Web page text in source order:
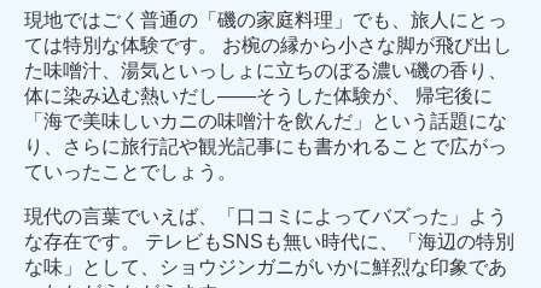
現地ではごく普通の「磯の家庭料理」でも、旅人にとっ
ては特別な体験です。 お椀の縁から小さな脚が飛び出し
た味噌汁、湯気といっしょに立ちのぼる濃い磯の香り、
体に染み込む熱いだし――そうした体験が、 帰宅後に
「海で美味しいカニの味噌汁を飲んだ」という話題にな
り、さらに旅行記や観光記事にも書かれることで広がっ
ていったことでしょう。
現代の言葉でいえば、「口コミによってバズった」よう
な存在です。 テレビもSNSも無い時代に、「海辺の特別
な味」として、ショウジンガニがいかに鮮烈な印象であ